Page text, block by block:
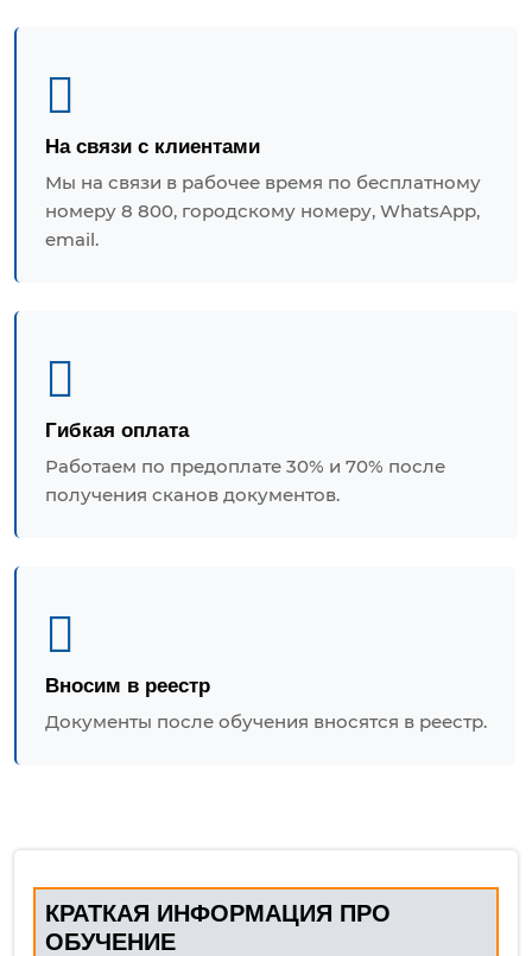
На связи с клиентами
Мы на связи в рабочее время по бесплатному
номеру 8 800, городскому номеру, WhatsApp,
email.
Гибкая оплата
Работаем по предоплате 30% и 70% после
получения сканов документов.
Вносим в реестр
Документы после обучения вносятся в реестр.
КРАТКАЯ ИНФОРМАЦИЯ ПРО
ОБУЧЕНИЕ